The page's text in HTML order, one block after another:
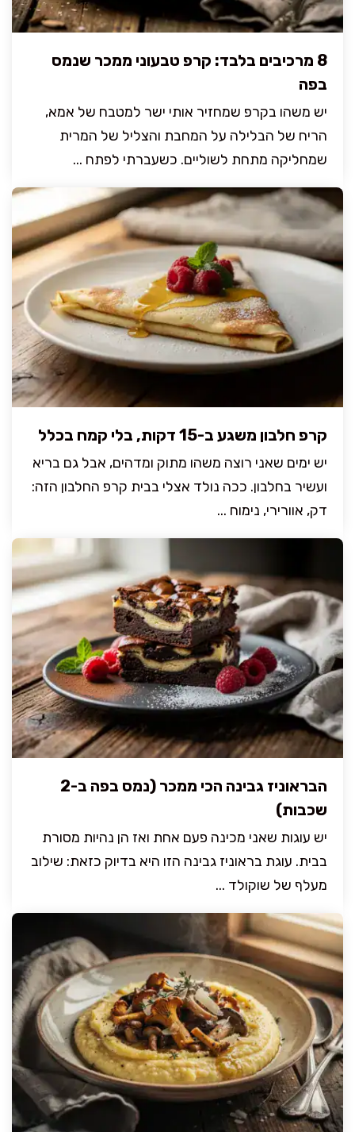
8 מרכיבים בלבד: קרפ טבעוני ממכר שנמס
בפה
יש משהו בקרפ שמחזיר אותי ישר למטבח של אמא,
הריח של הבלילה על המחבת והצליל של המרית
שמחליקה מתחת לשוליים. כשעברתי לפתח ...
קרפ חלבון משגע ב-15 דקות, בלי קמח בכלל
יש ימים שאני רוצה משהו מתוק ומדהים, אבל גם בריא
ועשיר בחלבון. ככה נולד אצלי בבית קרפ החלבון הזה:
דק, אוורירי, נימוח ...
הבראוניז גבינה הכי ממכר (נמס בפה ב-2
שכבות)
יש עוגות שאני מכינה פעם אחת ואז הן נהיות מסורת
בבית. עוגת בראוניז גבינה הזו היא בדיוק כזאת: שילוב
מעלף של שוקולד ...